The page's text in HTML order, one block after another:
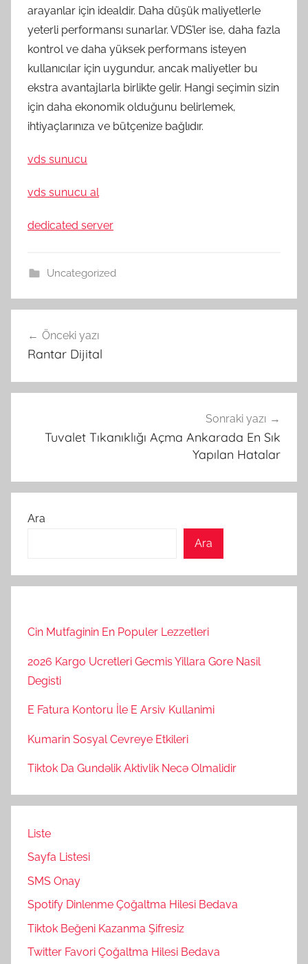
arayanlar için idealdir. Daha düşük maliyetlerle
yeterli performansı sunarlar. VDS’ler ise, daha fazla
kontrol ve daha yüksek performans isteyen
kullanıcılar için uygundur, ancak maliyetler bu
ekstra avantajlarla birlikte gelir. Hangi seçimin sizin
için daha ekonomik olduğunu belirlemek,
ihtiyaçlarınıza ve bütçenize bağlıdır.
vds sunucu
vds sunucu al
dedicated server
Uncategorized
gezinmesi
Önceki yazı
Rantar Dijital
Sonraki yazı
Tuvalet Tıkanıklığı Açma Ankarada En Sık
Yapılan Hatalar
Ara
Ara
Cin Mutfaginin En Populer Lezzetleri
2026 Kargo Ucretleri Gecmis Yillara Gore Nasil
Degisti
E Fatura Kontoru İle E Arsiv Kullanimi
Kumarin Sosyal Cevreye Etkileri
Tiktok Da Gundəlik Aktivlik Necə Olmalidir
Liste
Sayfa Listesi
SMS Onay
Spotify Dinlenme Çoğaltma Hilesi Bedava
Tiktok Beğeni Kazanma Şifresiz
Twitter Favori Çoğaltma Hilesi Bedava